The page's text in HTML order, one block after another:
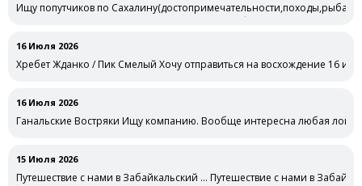
Ищу попутчиков по
Сахалину(достопримечательности,походы,рыбалка речная
16 Июля 2026
Хребет Жданко / Пик Смелый Хочу отправиться на восхождение 16
16 Июля 2026
Ганальские Востряки Ищу компанию. Вообще интересна любая
15 Июля 2026
Путешествие с нами в Забайкальский … Путешествие с нами в